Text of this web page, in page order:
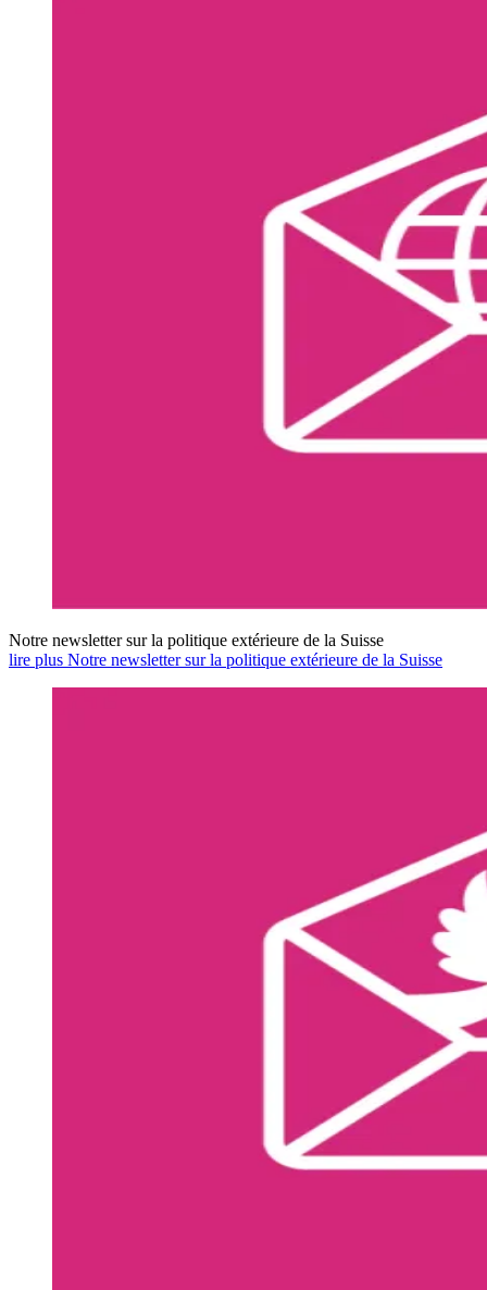
Notre newsletter sur la politique extérieure de la Suisse
lire plus Notre newsletter sur la politique extérieure de la Suisse